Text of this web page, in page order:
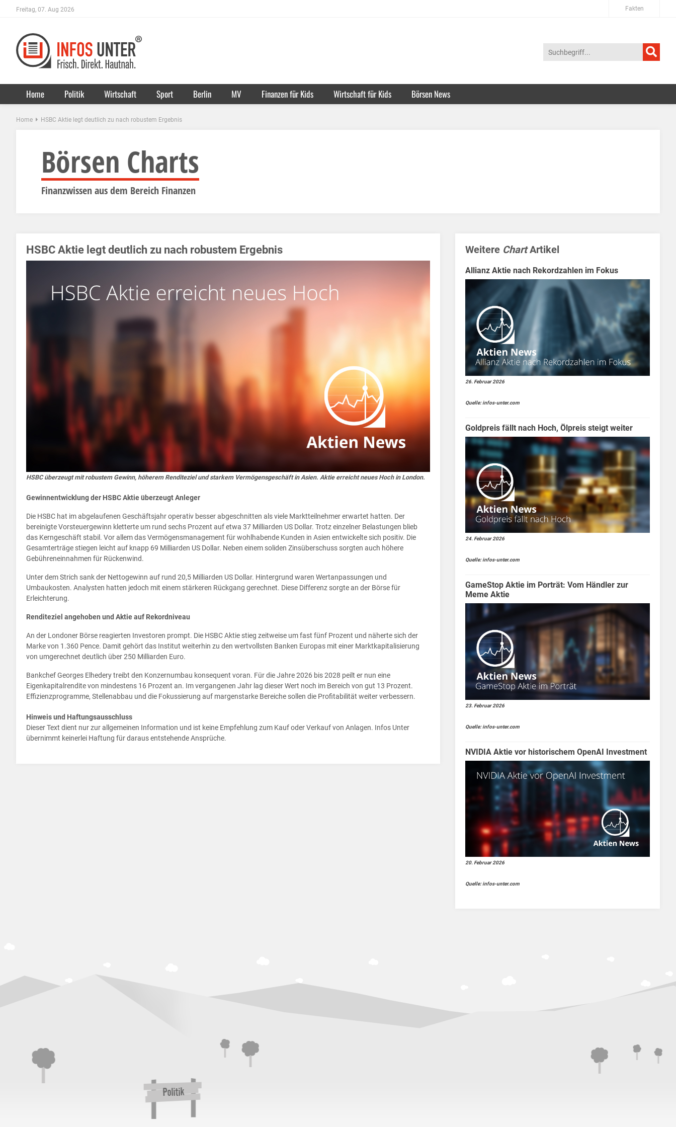
Freitag, 07. Aug 2026 Fakten
Home Politik Wirtschaft Sport Berlin MV Finanzen für Kids Wirtschaft für Kids Börsen News
Home HSBC Aktie legt deutlich zu nach robustem Ergebnis
Börsen Charts
Finanzwissen aus dem Bereich Finanzen
HSBC Aktie legt deutlich zu nach robustem Ergebnis
HSBC überzeugt mit robustem Gewinn, höherem Renditeziel und starkem Vermögensgeschäft in Asien. Aktie erreicht neues Hoch in London.
Gewinnentwicklung der HSBC Aktie überzeugt Anleger
Die HSBC hat im abgelaufenen Geschäftsjahr operativ besser abgeschnitten als viele Marktteilnehmer erwartet hatten. Der
bereinigte Vorsteuergewinn kletterte um rund sechs Prozent auf etwa 37 Milliarden US Dollar. Trotz einzelner Belastungen blieb
das Kerngeschäft stabil. Vor allem das Vermögensmanagement für wohlhabende Kunden in Asien entwickelte sich positiv. Die
Gesamterträge stiegen leicht auf knapp 69 Milliarden US Dollar. Neben einem soliden Zinsüberschuss sorgten auch höhere
Gebühreneinnahmen für Rückenwind.
Unter dem Strich sank der Nettogewinn auf rund 20,5 Milliarden US Dollar. Hintergrund waren Wertanpassungen und
Umbaukosten. Analysten hatten jedoch mit einem stärkeren Rückgang gerechnet. Diese Differenz sorgte an der Börse für
Erleichterung.
Renditeziel angehoben und Aktie auf Rekordniveau
An der Londoner Börse reagierten Investoren prompt. Die HSBC Aktie stieg zeitweise um fast fünf Prozent und näherte sich der
Marke von 1.360 Pence. Damit gehört das Institut weiterhin zu den wertvollsten Banken Europas mit einer Marktkapitalisierung
von umgerechnet deutlich über 250 Milliarden Euro.
Bankchef Georges Elhedery treibt den Konzernumbau konsequent voran. Für die Jahre 2026 bis 2028 peilt er nun eine
Eigenkapitalrendite von mindestens 16 Prozent an. Im vergangenen Jahr lag dieser Wert noch im Bereich von gut 13 Prozent.
Effizienzprogramme, Stellenabbau und die Fokussierung auf margenstarke Bereiche sollen die Profitabilität weiter verbessern.
Hinweis und Haftungsausschluss
Dieser Text dient nur zur allgemeinen Information und ist keine Empfehlung zum Kauf oder Verkauf von Anlagen. Infos Unter
übernimmt keinerlei Haftung für daraus entstehende Ansprüche.
Weitere ChartArtikel
Allianz Aktie nach Rekordzahlen im Fokus
26. Februar 2026
Quelle: infos-unter.com
Goldpreis fällt nach Hoch, Ölpreis steigt weiter
24. Februar 2026
Quelle: infos-unter.com
GameStop Aktie im Porträt: Vom Händler zur
Meme Aktie
23. Februar 2026
Quelle: infos-unter.com
NVIDIA Aktie vor historischem OpenAI Investment
20. Februar 2026
Quelle: infos-unter.com